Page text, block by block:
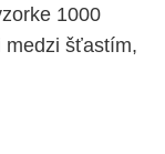
1000
medzi šťastím,